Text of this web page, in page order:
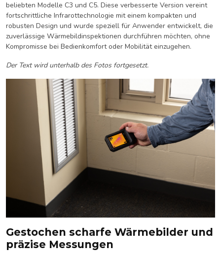
beliebten Modelle C3 und C5. Diese verbesserte Version vereint
fortschrittliche Infrarottechnologie mit einem kompakten und
robusten Design und wurde speziell für Anwender entwickelt, die
zuverlässige Wärmebildinspektionen durchführen möchten, ohne
Kompromisse bei Bedienkomfort oder Mobilität einzugehen.
Der Text wird unterhalb des Fotos fortgesetzt.
Gestochen scharfe Wärmebilder und
präzise Messungen